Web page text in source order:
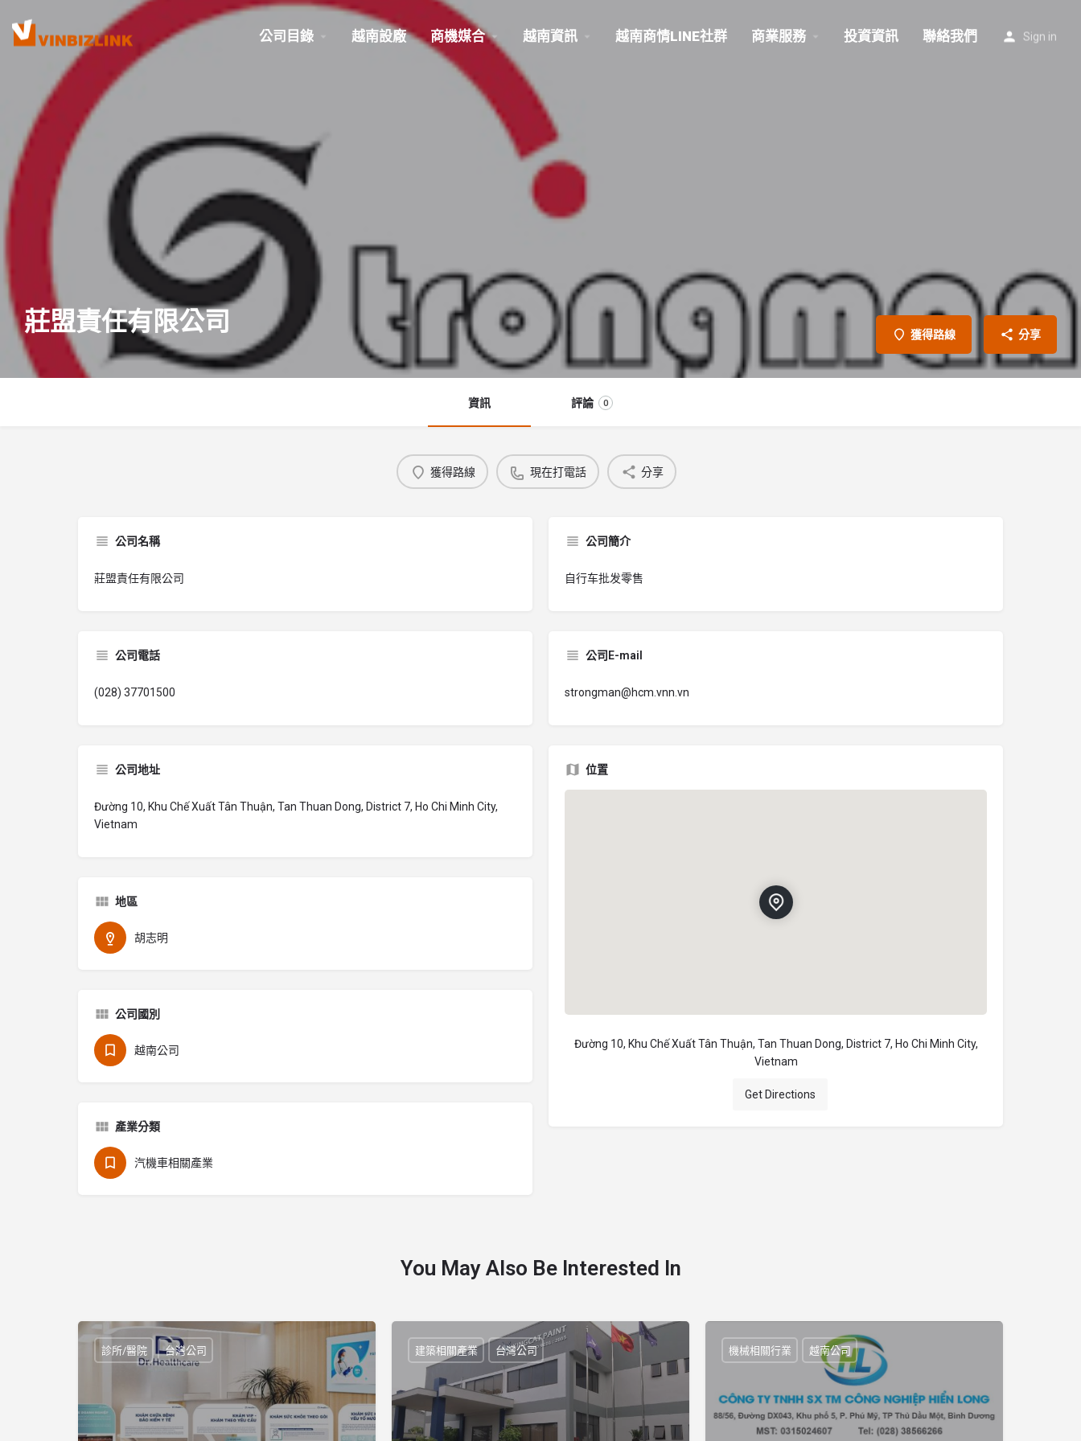
公司目錄 越南設廠 商機媒合 越南資訊 越南商情LINE社群 商業服務 投資資訊 聯絡我們 Sign in
莊盟責任有限公司 獲得路線 分享
資訊 評論 0
獲得路線 現在打電話 分享
公司名稱
莊盟責任有限公司
公司簡介
自行车批发零售
公司電話
(028) 37701500
公司E-mail
strongman@hcm.vnn.vn
公司地址
Đường 10, Khu Chế Xuất Tân Thuận, Tan Thuan Dong, District 7, Ho Chi Minh City,
Vietnam
位置
Đường 10, Khu Chế Xuất Tân Thuận, Tan Thuan Dong, District 7, Ho Chi Minh City,
Vietnam
Get Directions
地區
胡志明
公司國別
越南公司
產業分類
汽機車相關產業
You May Also Be Interested In
診所/醫院 台灣公司 建築相關產業 台灣公司 機械相關行業 越南公司